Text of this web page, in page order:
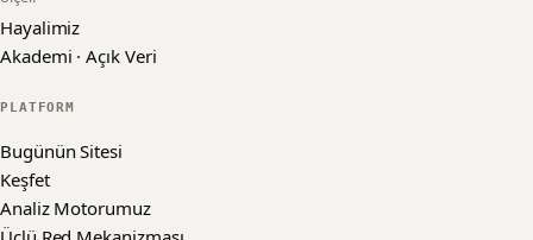
Hayalimiz
Akademi · Açık Veri
PLATFORM
Bugünün Sitesi
Keşfet
Analiz Motorumuz